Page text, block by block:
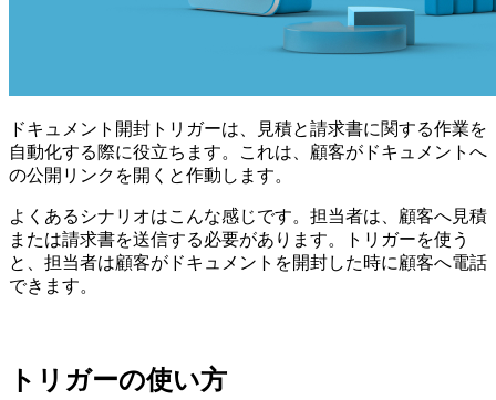
ドキュメント開封トリガーは、見積と請求書に関する作業を
自動化する際に役立ちます。これは、顧客がドキュメントへ
の公開リンクを開くと作動します。
よくあるシナリオはこんな感じです。担当者は、顧客へ見積
または請求書を送信する必要があります。トリガーを使う
と、担当者は顧客がドキュメントを開封した時に顧客へ電話
できます。
トリガーの使い方